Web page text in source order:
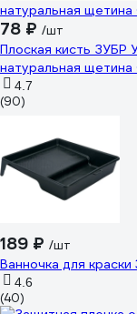
78 ₽ /шт
Плоская кисть ЗУБР
натуральная
4.7
(90)
189 ₽ /шт
Ванночка для
4.6
(40)